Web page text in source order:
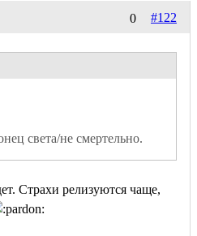
#122
0
света/не смертельно.
Страхи релизуются чаще,